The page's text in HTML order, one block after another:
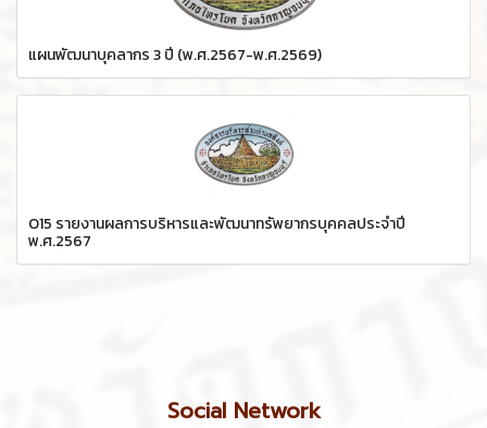
แผนพัฒนาบุคลากร 3 ปี (พ.ศ.2567-พ.ศ.2569)
O15 รายงานผลการบริหารและพัฒนาทรัพยากรบุคคลประจำปี
พ.ศ.2567
Social Network